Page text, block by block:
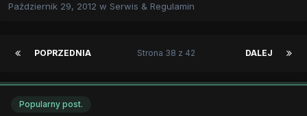
Październik 29, 2012 w Serwis & Regulamin
POPRZEDNIA DALEJ
Strona 38 z 42
Popularny post.